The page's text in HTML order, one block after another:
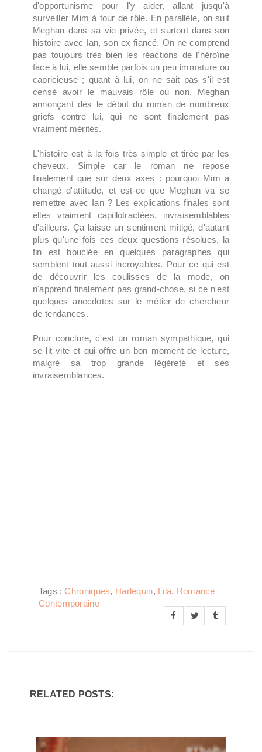
d'opportunisme pour l'y aider, allant jusqu'à
surveiller Mim à tour de rôle. En parallèle, on suit
Meghan dans sa vie privée, et surtout dans son
histoire avec Ian, son ex fiancé. On ne comprend
pas toujours très bien les réactions de l'héroïne
face à lui, elle semble parfois un peu immature ou
capricieuse ; quant à lui, on ne sait pas s'il est
censé avoir le mauvais rôle ou non, Meghan
annonçant dès le début du roman de nombreux
griefs contre lui, qui ne sont finalement pas
vraiment mérités.
L'histoire est à la fois très simple et tirée par les
cheveux. Simple car le roman ne repose
finalement que sur deux axes : pourquoi Mim a
changé d'attitude, et est-ce que Meghan va se
remettre avec Ian ? Les explications finales sont
elles vraiment capillotractées, invraisemblables
d'ailleurs. Ça laisse un sentiment mitigé, d'autant
plus qu'une fois ces deux questions résolues, la
fin est bouclée en quelques paragraphes qui
semblent tout aussi incroyables. Pour ce qui est
de découvrir les coulisses de la mode, on
n'apprend finalement pas grand-chose, si ce n'est
quelques anecdotes sur le métier de chercheur
de tendances.
Pour conclure, c'est un roman sympathique, qui
se lit vite et qui offre un bon moment de lecture,
malgré sa trop grande légèreté et ses
invraisemblances.
Tags :Chroniques, Harlequin, Lila, Romance
Contemporaine
RELATED POSTS: